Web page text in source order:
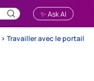
✨ Ask AI
> Travailler avec le portail